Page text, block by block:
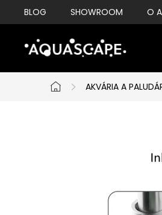
Přejít
na
BLOG SHOWROOM O
Domů
AKVÁRIA A